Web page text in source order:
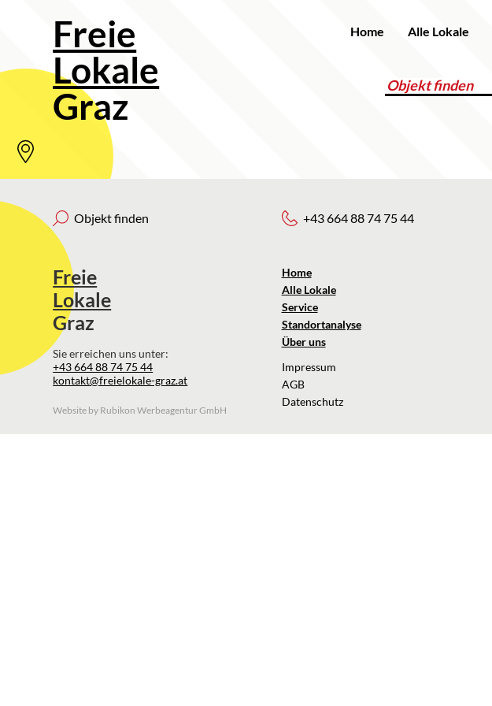
Freie
Lokale
Graz
Home Alle Lokale
Objekt finden
Freie
Lokale
Graz
Sie erreichen uns unter:
+43 664 88 74 75 44
kontakt@freielokale-graz.at
Website by Rubikon Werbeagentur GmbH
+43 664 88 74 75 44
Home
Alle Lokale
Service
Standortanalyse
Über uns
Impressum
AGB
Datenschutz